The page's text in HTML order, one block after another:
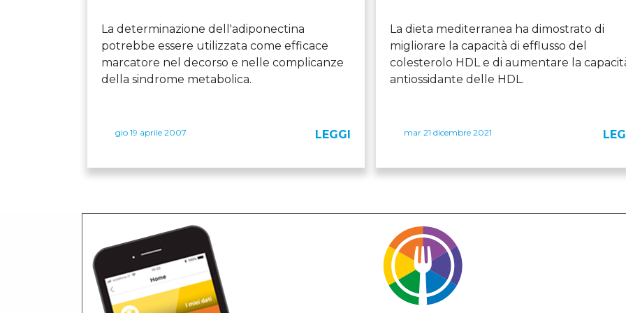
La determinazione dell'adiponectina
potrebbe essere utilizzata come efficace
marcatore nel decorso e nelle complicanze
della sindrome metabolica.
gio 19 aprile 2007 LEGGI
La dieta mediterranea ha dimostrato di
migliorare la capacità di efflusso del
colesterolo HDL e di aumentare la
antiossidante delle HDL.
mar 21 dicembre 2021